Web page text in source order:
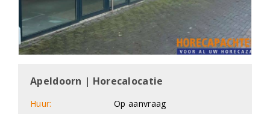
Apeldoorn | Horecalocatie
Huur:
Op aanvraag